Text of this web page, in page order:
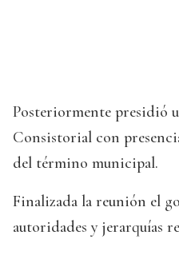
Posteriormente presidió
Consistorial con
del término municipal.
Finalizada la reunión el
autoridades y jerarquías